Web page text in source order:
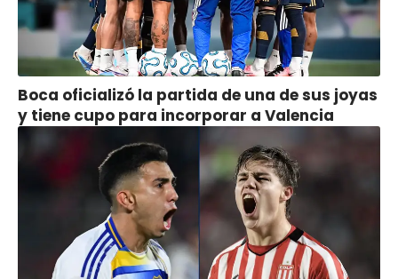
Boca oficializó la partida de una de sus joyas
y tiene cupo para incorporar a Valencia